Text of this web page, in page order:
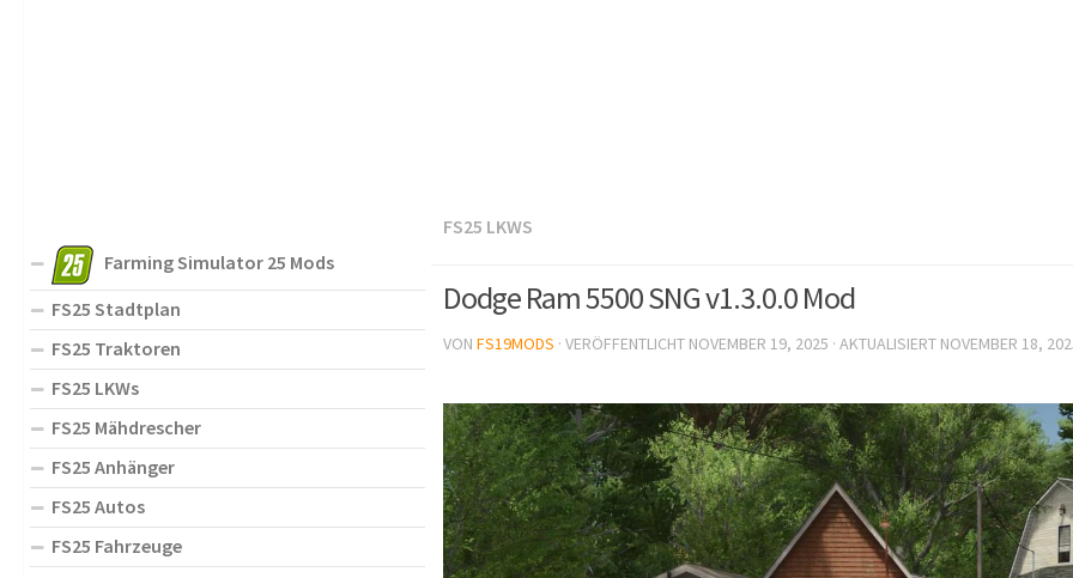
FS25 LKWS
Dodge Ram 5500 SNG v1.3.0.0 Mod
VON FS19MODS · VERÖFFENTLICHT NOVEMBER 19, 2025 · AKTUALISIERT NOVEMBER 18,
Farming Simulator 25 Mods
FS25 Stadtplan
FS25 Traktoren
FS25 LKWs
FS25 Mähdrescher
FS25 Anhänger
FS25 Autos
FS25 Fahrzeuge